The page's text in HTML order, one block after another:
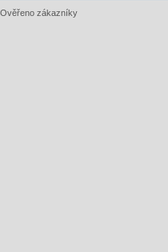
Ověřeno zákazníky